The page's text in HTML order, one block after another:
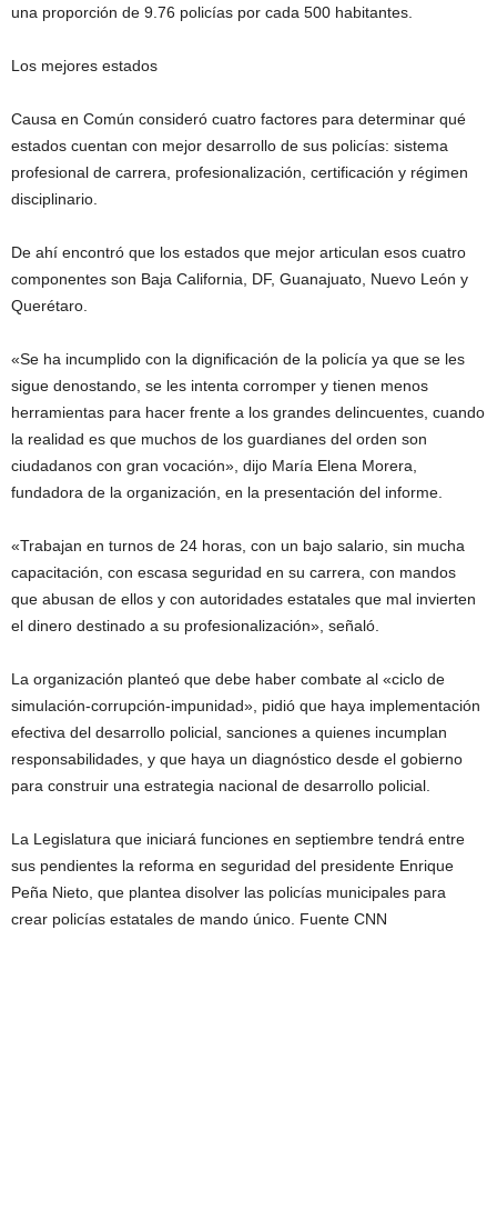
una proporción de 9.76 policías por cada 500 habitantes.
Los mejores estados
Causa en Común consideró cuatro factores para determinar qué
estados cuentan con mejor desarrollo de sus policías: sistema
profesional de carrera, profesionalización, certificación y régimen
disciplinario.
De ahí encontró que los estados que mejor articulan esos cuatro
componentes son Baja California, DF, Guanajuato, Nuevo León y
Querétaro.
«Se ha incumplido con la dignificación de la policía ya que se les
sigue denostando, se les intenta corromper y tienen menos
herramientas para hacer frente a los grandes delincuentes, cuando
la realidad es que muchos de los guardianes del orden son
ciudadanos con gran vocación», dijo María Elena Morera,
fundadora de la organización, en la presentación del informe.
«Trabajan en turnos de 24 horas, con un bajo salario, sin mucha
capacitación, con escasa seguridad en su carrera, con mandos
que abusan de ellos y con autoridades estatales que mal invierten
el dinero destinado a su profesionalización», señaló.
La organización planteó que debe haber combate al «ciclo de
simulación-corrupción-impunidad», pidió que haya implementación
efectiva del desarrollo policial, sanciones a quienes incumplan
responsabilidades, y que haya un diagnóstico desde el gobierno
para construir una estrategia nacional de desarrollo policial.
La Legislatura que iniciará funciones en septiembre tendrá entre
sus pendientes la reforma en seguridad del presidente Enrique
Peña Nieto, que plantea disolver las policías municipales para
crear policías estatales de mando único. Fuente CNN